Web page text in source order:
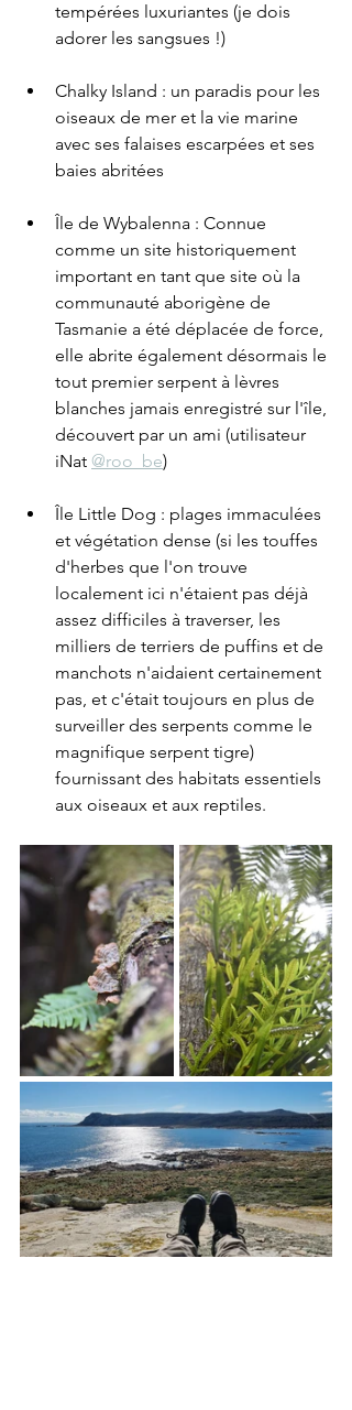
tempérées luxuriantes (je dois
adorer les sangsues !)
Chalky Island : un paradis pour les
oiseaux de mer et la vie marine
avec ses falaises escarpées et ses
baies abritées
Île de Wybalenna : Connue
comme un site historiquement
important en tant que site où la
communauté aborigène de
Tasmanie a été déplacée de force,
elle abrite également désormais le
tout premier serpent à lèvres
blanches jamais enregistré sur l'île,
découvert par un ami (utilisateur
iNat @roo_be)
Île Little Dog : plages immaculées
et végétation dense (si les touffes
d'herbes que l'on trouve
localement ici n'étaient pas déjà
assez difficiles à traverser, les
milliers de terriers de puffins et de
manchots n'aidaient certainement
pas, et c'était toujours en plus de
surveiller des serpents comme le
magnifique serpent tigre)
fournissant des habitats essentiels
aux oiseaux et aux reptiles.